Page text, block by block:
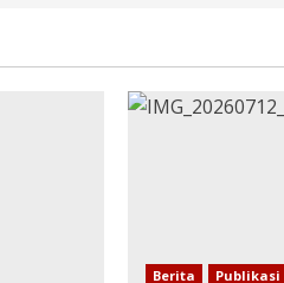
Berita Publikasi